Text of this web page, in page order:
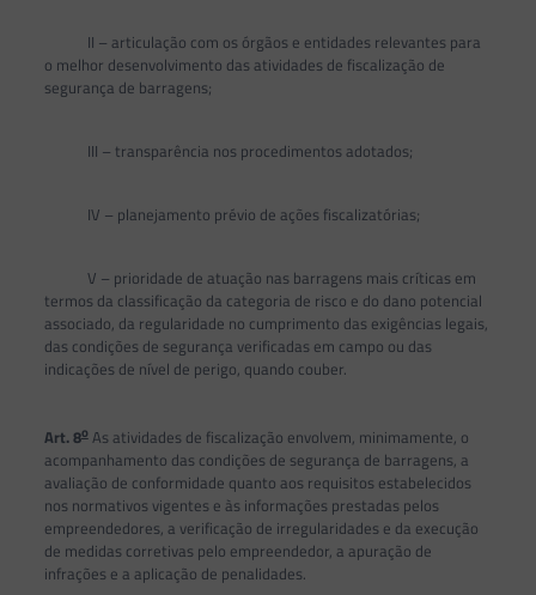
II – articulação com os órgãos e entidades relevantes para
o melhor desenvolvimento das atividades de fiscalização de
segurança de barragens;
III – transparência nos procedimentos adotados;
IV – planejamento prévio de ações fiscalizatórias;
V – prioridade de atuação nas barragens mais críticas em
termos da classificação da categoria de risco e do dano potencial
associado, da regularidade no cumprimento das exigências legais,
das condições de segurança verificadas em campo ou das
indicações de nível de perigo, quando couber.
Art. 8oAs atividades de fiscalização envolvem, minimamente, o
acompanhamento das condições de segurança de barragens, a
avaliação de conformidade quanto aos requisitos estabelecidos
nos normativos vigentes e às informações prestadas pelos
empreendedores, a verificação de irregularidades e da execução
de medidas corretivas pelo empreendedor, a apuração de
infrações e a aplicação de penalidades.